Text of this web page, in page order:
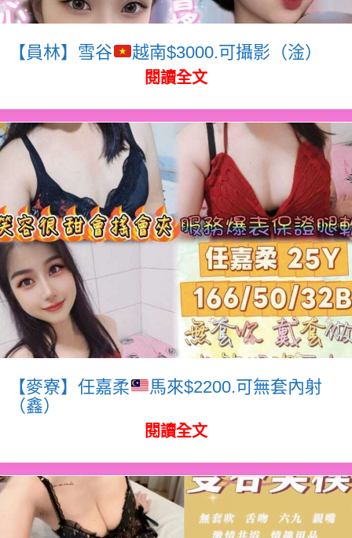
【員林】雪谷 越南$3000.可攝影（淦）
閱讀全文
【麥寮】任嘉柔
馬來$2200.可無套內射
（鑫）
閱讀全文